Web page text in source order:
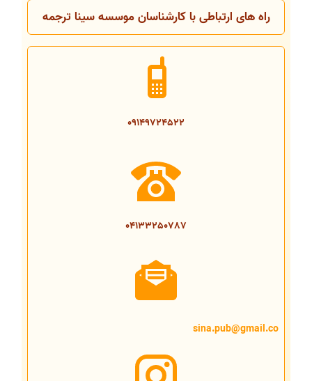
راه های ارتباطی با کارشناسان موسسه سینا ترجمه
09149724522
04133250787
sina.pub@gmail.co